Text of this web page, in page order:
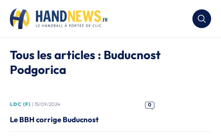
Tous les articles : Buducnost
Podgorica
LDC (F) | 15/09/2024 0
Le BBH corrige Buducnost